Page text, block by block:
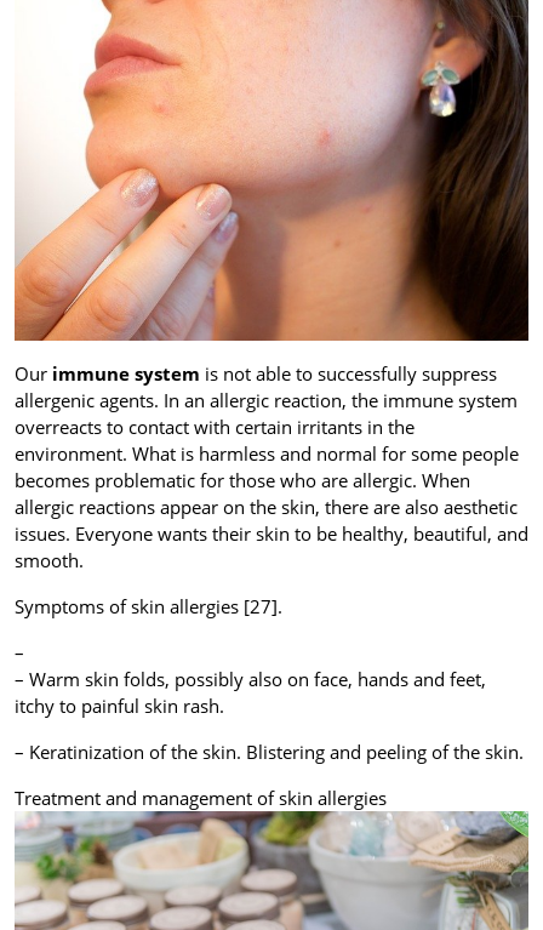
Our immune system is not able to successfully suppress
allergenic agents. In an allergic reaction, the immune system
overreacts to contact with certain irritants in the
environment. What is harmless and normal for some people
becomes problematic for those who are allergic. When
allergic reactions appear on the skin, there are also aesthetic
issues. Everyone wants their skin to be healthy, beautiful, and
smooth.
Symptoms of skin allergies [27].
–
– Warm skin folds, possibly also on face, hands and feet,
itchy to painful skin rash.
– Keratinization of the skin. Blistering and peeling of the skin.
Treatment and management of skin allergies